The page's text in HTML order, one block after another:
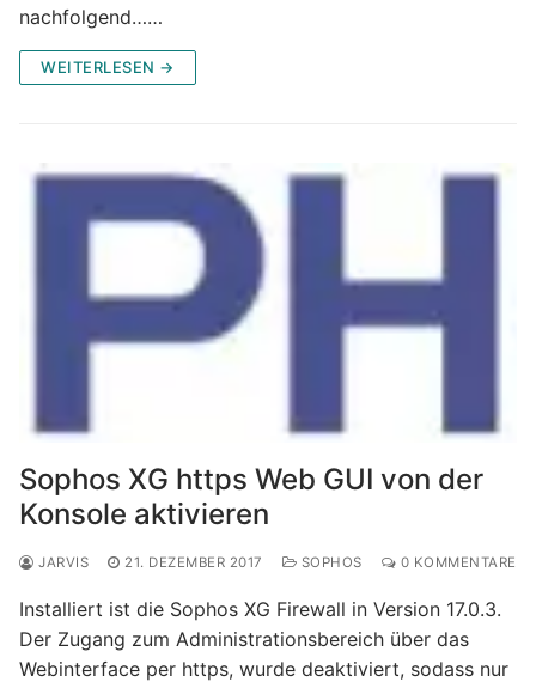
nachfolgend……
WEITERLESEN →
Sophos XG https Web GUI von der
Konsole aktivieren
JARVIS 21. DEZEMBER 2017 SOPHOS 0 KOMMENTARE
Installiert ist die Sophos XG Firewall in Version 17.0.3.
Der Zugang zum Administrationsbereich über das
Webinterface per https, wurde deaktiviert, sodass nur